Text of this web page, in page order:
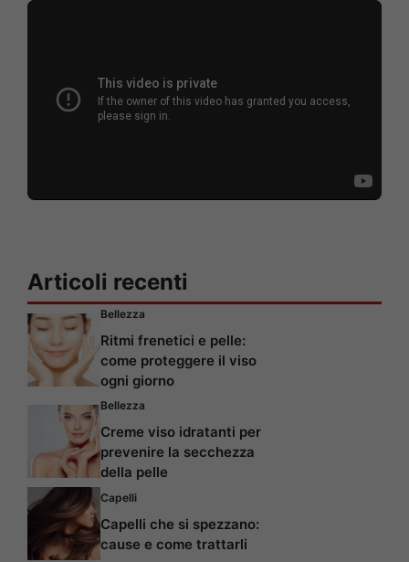
Articoli recenti
Bellezza
Ritmi frenetici e pelle:
come proteggere il viso
ogni giorno
Bellezza
Creme viso idratanti per
prevenire la secchezza
della pelle
Capelli
Capelli che si spezzano:
cause e come trattarli